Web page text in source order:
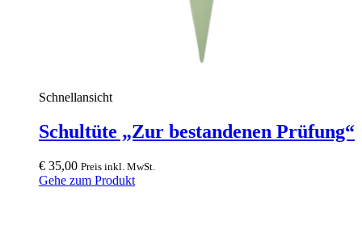
Schnellansicht
Schultüte „Zur bestandenen Prüfung“
€ 35,00 Preis inkl. MwSt.
Gehe zum Produkt